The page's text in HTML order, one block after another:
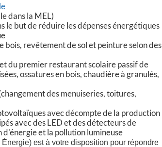
dans la MEL)
le but de réduire les dépenses énergétiques
revêtement de sol et peinture selon des
du premier restaurant scolaire passif de
ossatures en bois, chaudière à granulés,
des menuiseries, toitures,
avec décompte de la production
avec des LED et des détecteurs de
et la pollution lumineuse
est à votre disposition pour répondre